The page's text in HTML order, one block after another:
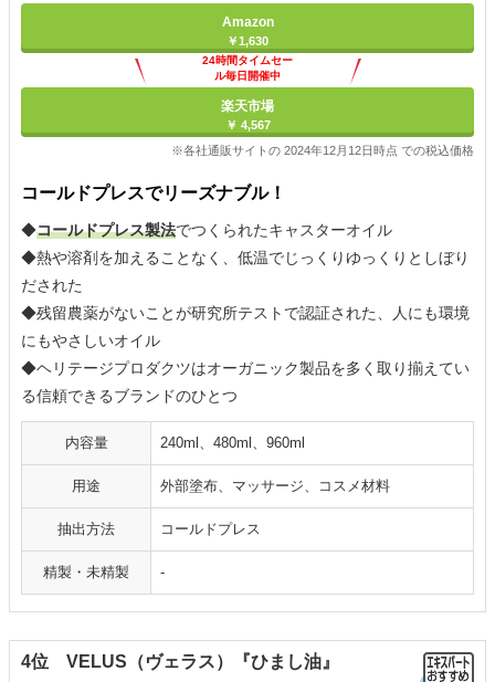
Amazon
￥1,630
24時間タイムセー
ル毎日開催中
楽天市場
￥ 4,567
※各社通販サイトの 2024年12月12日時点 での税込価格
コールドプレスでリーズナブル！
◆コールドプレス製法でつくられたキャスターオイル
◆熱や溶剤を加えることなく、低温でじっくりゆっくりとしぼり
だされた
◆残留農薬がないことが研究所テストで認証された、人にも環境
にもやさしいオイル
◆ヘリテージプロダクツはオーガニック製品を多く取り揃えてい
る信頼できるブランドのひとつ
内容量 240ml、480ml、960ml
用途 外部塗布、マッサージ、コスメ材料
抽出方法 コールドプレス
精製・未精製 -
4位 VELUS（ヴェラス）『ひまし油』